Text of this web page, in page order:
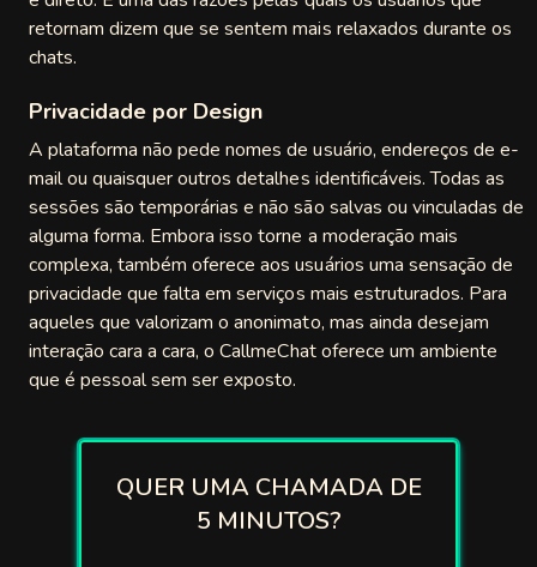
retornam dizem que se sentem mais relaxados durante os
chats.
Privacidade por Design
A plataforma não pede nomes de usuário, endereços de e-
mail ou quaisquer outros detalhes identificáveis. Todas as
sessões são temporárias e não são salvas ou vinculadas de
alguma forma. Embora isso torne a moderação mais
complexa, também oferece aos usuários uma sensação de
privacidade que falta em serviços mais estruturados. Para
aqueles que valorizam o anonimato, mas ainda desejam
interação cara a cara, o CallmeChat oferece um ambiente
que é pessoal sem ser exposto.
QUER UMA CHAMADA DE
5 MINUTOS?